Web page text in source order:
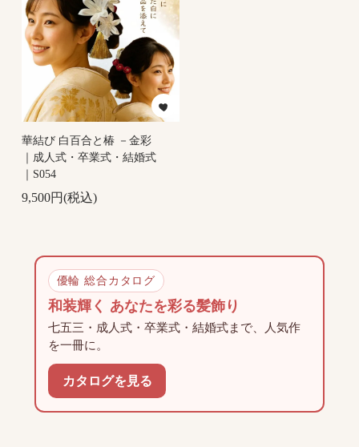
華結び 白百合と椿 －金彩
｜成人式・卒業式・結婚式
｜S054
9,500円(税込)
優輪 総合カタログ
和装輝く あなたを彩る髪飾り
七五三・成人式・卒業式・結婚式まで、人気作
を一冊に。
カタログを見る